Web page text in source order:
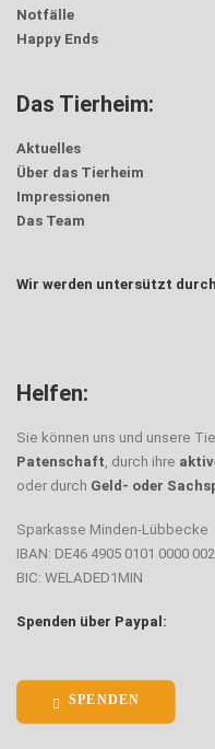
Notfälle
Happy Ends
Das Tierheim:
Aktuelles
Über das Tierheim
Impressionen
Das Team
Wir werden untersützt
Helfen:
Sie können uns und unsere
Patenschaft, durch ihre
oder durch Geld- oder
Sparkasse Minden-Lübbecke
IBAN: DE46 4905 0101 0000
BIC: WELADED1MIN
Spenden über Paypal:
SPENDEN